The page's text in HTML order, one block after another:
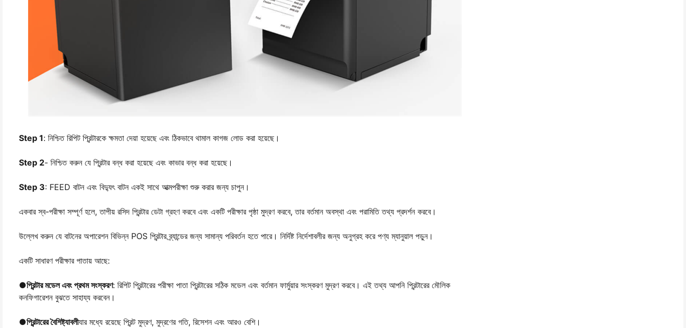
Step 1: নিশ্চিত রিপিট প্রিন্টারকে ক্ষমতা দেয়া হয়েছে এবং ঠিকভাবে থামাল কাগজ লোড করা হয়েছে।
Step 2- নিশ্চিত করুন যে প্রিন্টার বন্ধ করা হয়েছে এবং কাভার বন্ধ করা হয়েছে।
Step 3: FEED বাটন এবং বিদ্যুৎ বাটন একই সাথে আত্মপরীক্ষা শুরু করার জন্য চাপুন।
একবার স্ব-পরীক্ষা সম্পূর্ণ হলে, তাপীয় রসিদ প্রিন্টার ডেটা গ্রহণ করবে এবং একটি পরীক্ষার পৃষ্ঠা মুদ্রণ করবে, তার বর্তমান অবস্থা এবং পরামিতি তথ্য প্রদর্শন করবে।
উল্লেখ করুন যে বাটনের অপারেশন বিভিন্ন POS প্রিন্টার ব্র্যান্ডের জন্য সামান্য পরিবর্তন হতে পারে। নির্দিষ্ট নির্দেশাবলীর জন্য অনুগ্রহ করে পণ্য ম্যানুয়াল পড়ুন।
একটি সাধারণ পরীক্ষার পাতায় আছে:
●প্রিন্টার মডেল এবং প্রথম সংস্করণ: রিপিট প্রিন্টারের পরীক্ষা পাতা প্রিন্টারের সঠিক মডেল এবং বর্তমান ফার্মুয়ার সংস্করণ মুদ্রণ করবে। এই তথ্য আপনি প্রিন্টারের মৌলিক
কনফিগারেশন বুঝতে সাহায্য করবেন।
●প্রিন্টারের বৈশিষ্ট্যাবলীযার মধ্যে রয়েছে প্রিন্ট মুদ্রণ, মুদ্রণের গতি, রিসেশন এবং আরও বেশি।